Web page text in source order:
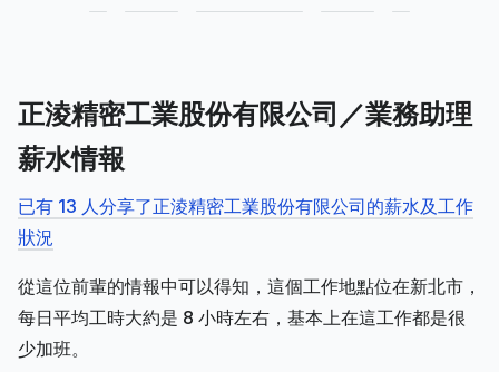
正淩精密工業股份有限公司／業務助理
薪水情報
已有 13 人分享了正淩精密工業股份有限公司的薪水及工作
狀況
從這位前輩的情報中可以得知，這個工作地點位在新北市，
每日平均工時大約是 8 小時左右，基本上在這工作都是很
少加班。